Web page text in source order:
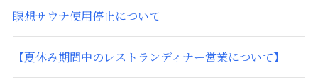
瞑想サウナ使用停止について
【夏休み期間中のレストランディナー営業について】